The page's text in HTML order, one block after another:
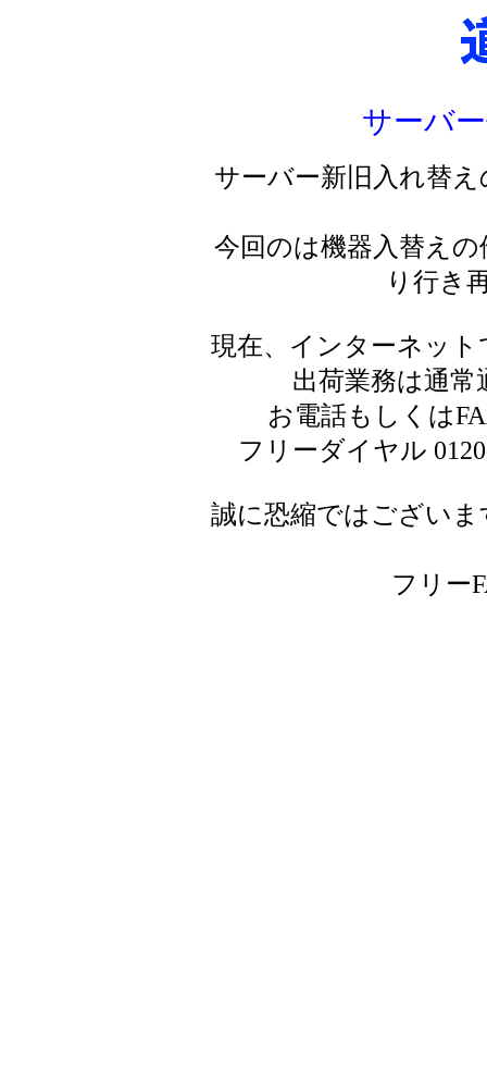
サーバ
サーバー新旧入れ替
今回のは機器入替え
り行き
現在、インターネッ
出荷業務は通
お電話もしくは
フリーダイヤル
誠に恐縮ではござい
フリー